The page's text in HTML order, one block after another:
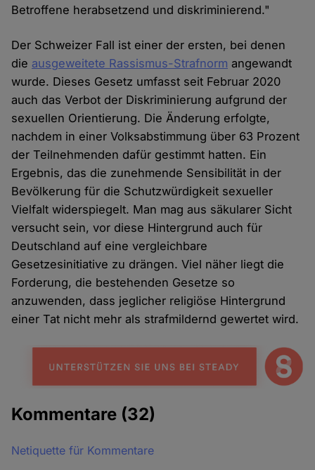
Betroffene herabsetzend und diskriminierend."
Der Schweizer Fall ist einer der ersten, bei denen
die ausgeweitete Rassismus-Strafnorm angewandt
wurde. Dieses Gesetz umfasst seit Februar 2020
auch das Verbot der Diskriminierung aufgrund der
sexuellen Orientierung. Die Änderung erfolgte,
nachdem in einer Volksabstimmung über 63 Prozent
der Teilnehmenden dafür gestimmt hatten. Ein
Ergebnis, das die zunehmende Sensibilität in der
Bevölkerung für die Schutzwürdigkeit sexueller
Vielfalt widerspiegelt. Man mag aus säkularer Sicht
versucht sein, vor diese Hintergrund auch für
Deutschland auf eine vergleichbare
Gesetzesinitiative zu drängen. Viel näher liegt die
Forderung, die bestehenden Gesetze so
anzuwenden, dass jeglicher religiöse Hintergrund
einer Tat nicht mehr als strafmildernd gewertet wird.
Kommentare (32)
Netiquette für Kommentare